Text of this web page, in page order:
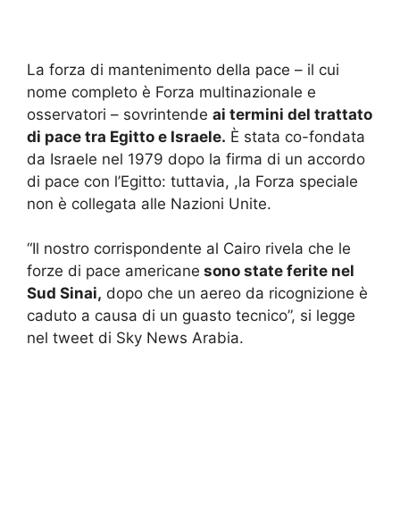
La forza di mantenimento della pace – il cui
nome completo è Forza multinazionale e
osservatori – sovrintende ai termini del trattato
di pace tra Egitto e Israele. È stata co-fondata
da Israele nel 1979 dopo la firma di un accordo
di pace con l’Egitto: tuttavia, ,la Forza speciale
non è collegata alle Nazioni Unite.
“Il nostro corrispondente al Cairo rivela che le
forze di pace americane sono state ferite nel
Sud Sinai, dopo che un aereo da ricognizione è
caduto a causa di un guasto tecnico”, si legge
nel tweet di Sky News Arabia.